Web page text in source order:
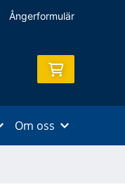
Ångerformulär
Om oss